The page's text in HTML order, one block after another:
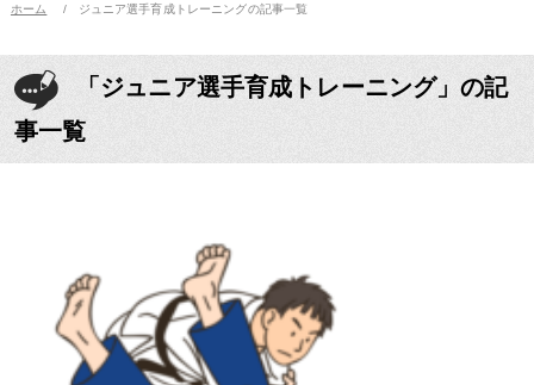
ホーム ジュニア選手育成トレーニングの記事一覧
「ジュニア選手育成トレーニング」の記
事一覧